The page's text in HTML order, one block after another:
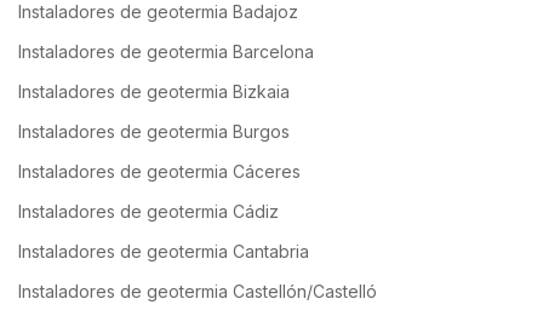
Instaladores de geotermia Badajoz
Instaladores de geotermia Barcelona
Instaladores de geotermia Bizkaia
Instaladores de geotermia Burgos
Instaladores de geotermia Cáceres
Instaladores de geotermia Cádiz
Instaladores de geotermia Cantabria
Instaladores de geotermia Castellón/Castelló